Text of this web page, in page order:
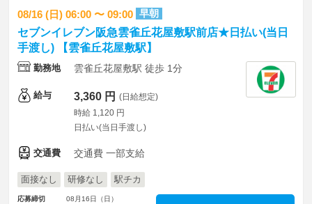
08/16 (日) 06:00 〜 09:00 早朝
セブンイレブン阪急雲雀丘花屋敷駅前店★日払い(当日
手渡し) 【雲雀丘花屋敷駅】
勤務地 雲雀丘花屋敷駅 徒歩 1分
給与 3,360 円 (日給想定)
時給 1,120 円
日払い(当日手渡し)
交通費 交通費 一部支給
面接なし 研修なし 駅チカ
応募締切
08月16日（日）